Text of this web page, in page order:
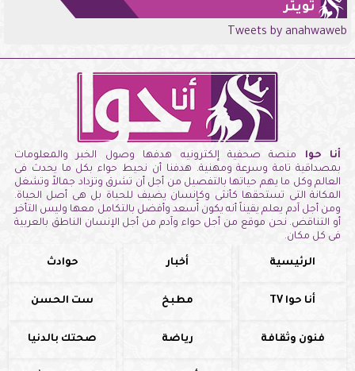
تويتر
Tweets by anahwaweb
أنا حوا منصة صحفية إلكترونيه هدفها وصول الخبر والمعلومات
بمصداقية تامة وسرعة ومهنية. هدفنا أن نحيط حواء بكل ما يحدث فى
العالم وكل ما يهم حياتها بالتفصيل من أجل أن تشرق وتزداد جمالاً وتشغل
المكانة التى تستحقها كأنثى وكإنسان يضيف للحياة بل هى أصل الحياة.
ومن أجل آدم يعلم يقيناً أنه يكون أسعد وأفضل بالتكامل معها وليس التأخر
أو التناقض. نحن موقع من أجل حواء وآدم من أجل الإنسان الناطق بالعربية
فى كل مكان.
الرئيسية أخبار حوادث
أنا حوا TV مطبخ ست الحسن
فنون وثقافة رياضة صحتك بالدنيا